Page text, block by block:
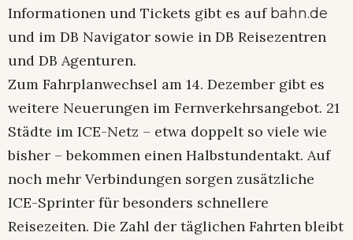
Informationen und Tickets gibt es auf bahn.de
und im DB Navigator sowie in DB Reisezentren
und DB Agenturen.
Zum Fahrplanwechsel am 14. Dezember gibt es
weitere Neuerungen im Fernverkehrsangebot. 21
Städte im ICE-Netz – etwa doppelt so viele wie
bisher – bekommen einen Halbstundentakt. Auf
noch mehr Verbindungen sorgen zusätzliche
ICE-Sprinter für besonders schnellere
Reisezeiten. Die Zahl der täglichen Fahrten bleibt